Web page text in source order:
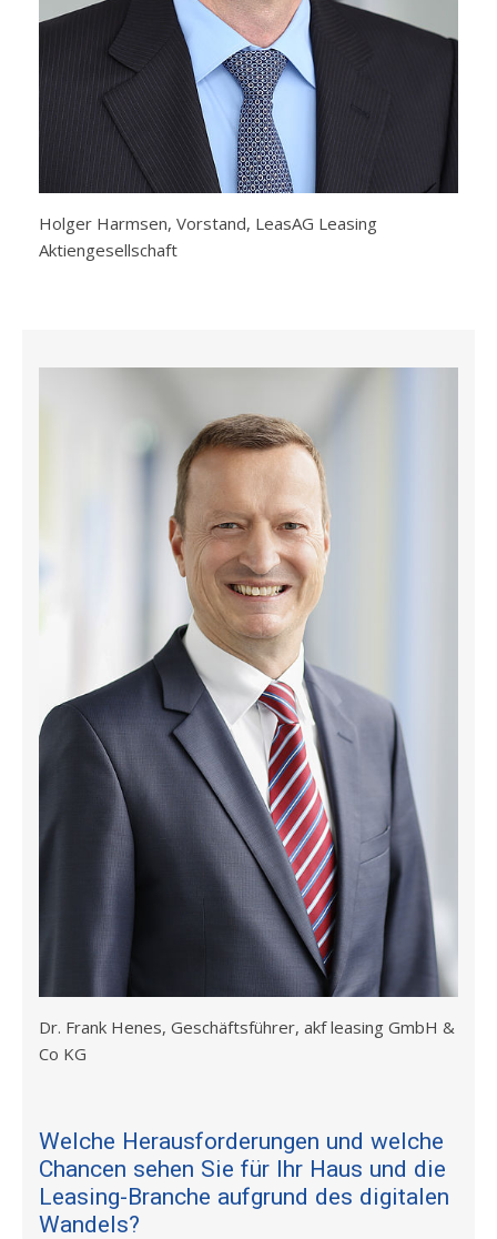
Holger Harmsen, Vorstand, LeasAG Leasing
Aktiengesellschaft
Dr. Frank Henes, Geschäftsführer, akf leasing GmbH &
Co KG
Welche Herausforderungen und welche
Chancen sehen Sie für Ihr Haus und die
Leasing-Branche aufgrund des digitalen
Wandels?